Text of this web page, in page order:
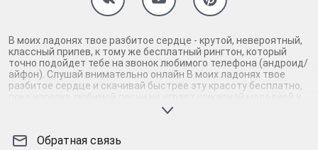
В моих ладонях твое разбитое сердце - крутой, невероятный,
классный припев, к тому же бесплатный рингтон, который
точно подойдет тебе на звонок любимого телефона (андроид/
айфон). Слушай внимательно онлайн В моих ладонях твое
разбитое сердце и скачивай быстрее эту красоту бесплатно,
пока нарезка любимой песни не играет шикарной мелодией у
каждого второго на звонке. Будь первым, кто скачает
сердце. Кроме того, ты можешь найти и скачать другую
Обратная связь